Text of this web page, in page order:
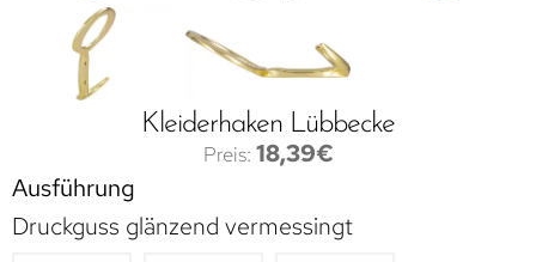
Kleiderhaken Lübbecke
18,39€
Ausführung
Druckguss glänzend vermessingt